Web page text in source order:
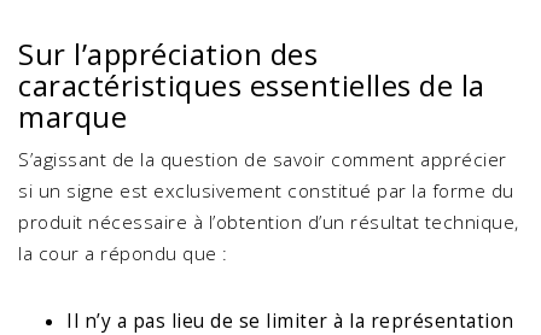
Sur l’appréciation des
caractéristiques essentielles de la
marque
S’agissant de la question de savoir comment apprécier
si un signe est exclusivement constitué par la forme du
produit nécessaire à l’obtention d’un résultat technique,
la cour a répondu que :
Il n’y a pas lieu de se limiter à la représentation